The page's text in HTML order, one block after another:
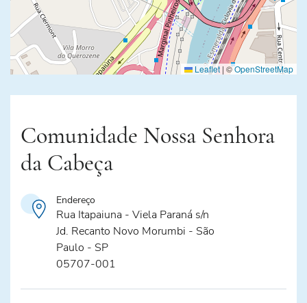
Leaflet | ©OpenStreetMap
Comunidade Nossa Senhora
da Cabeça
Endereço
Rua Itapaiuna - Viela Paraná s/n
Jd. Recanto Novo Morumbi - São
Paulo - SP
05707-001